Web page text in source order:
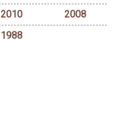
2010
2008
1988